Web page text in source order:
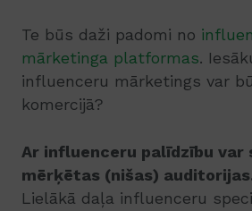
Te būs daži padomi no
mārketinga platformas.
influenceru mārketings var
komercijā?
Ar influenceru palīdzību var
mērķētas (nišas)
Lielākā daļa influenceru